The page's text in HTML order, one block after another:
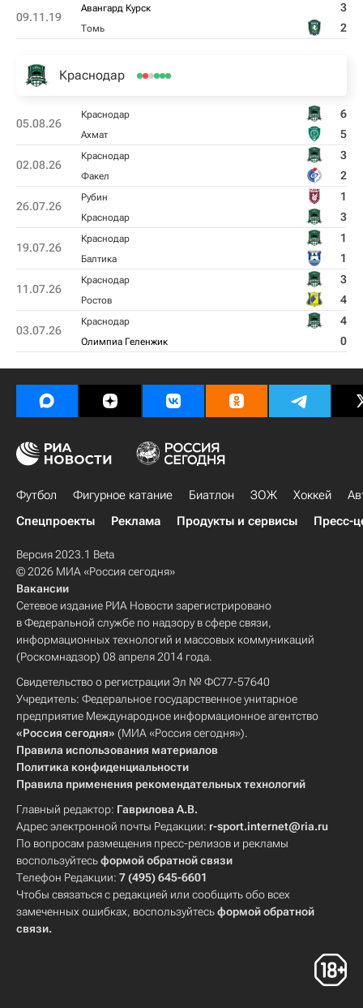
09.11.19
Авангард Курск 3
Томь 2
Краснодар
05.08.26
Краснодар 6
Ахмат 5
02.08.26
Краснодар 3
Факел 2
26.07.26
Рубин 1
Краснодар 3
19.07.26
Краснодар 1
Балтика 1
11.07.26
Краснодар 3
Ростов 4
03.07.26
Краснодар 4
Олимпиа Геленжик 0
Футбол Фигурное катание Биатлон ЗОЖ Хоккей
Спецпроекты
Реклама Продукты и сервисы Пресс-
Версия 2023.1 Beta
© 2026 МИА «Россия сегодня»
Вакансии
Сетевое издание РИА Новости зарегистрировано
в Федеральной службе по надзору в сфере связи,
информационных технологий и массовых коммуникаций
(Роскомнадзор) 08 апреля 2014 года.
Свидетельство о регистрации Эл № ФС77-57640
Учредитель: Федеральное государственное унитарное
предприятие Международное информационное агентство
«Россия сегодня» (МИА «Россия сегодня»).
Правила использования материалов
Политика конфиденциальности
Правила применения рекомендательных технологий
Главный редактор: Гаврилова А.В.
Адрес электронной почты Редакции: r-sport.internet@ria.ru
По вопросам размещения пресс-релизов и рекламы
воспользуйтесьформой обратной связи
Телефон Редакции: 7 (495) 645-6601
Чтобы связаться с редакцией или сообщить обо всех
замеченных ошибках, воспользуйтесьформой обратной
связи.